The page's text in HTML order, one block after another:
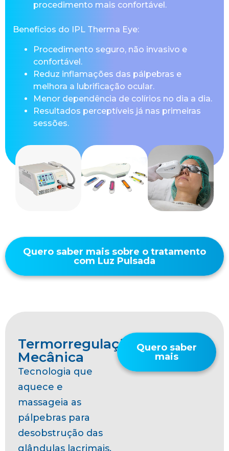
procedimento mais confortável.
Benefícios do IPL Therma Eye:
Procedimento seguro, não invasivo e
confortável.
Reduz inflamações das pálpebras e
melhora a lubrificação ocular.
Menor dependência de colírios no dia a dia.
Resultados perceptíveis já nas primeiras
sessões.
Quero saber mais sobre o tratamento
com Luz Pulsada
Termorregulação
Mecânica
Tecnologia que
aquece e
massageia as
pálpebras para
desobstrução das
glândulas lacrimais.
Quero saber
mais